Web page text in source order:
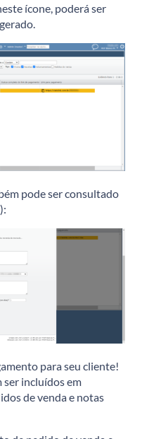
ícone, poderá ser
pode ser consultado
para seu cliente!
ser incluídos em
de venda e notas